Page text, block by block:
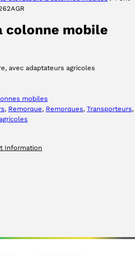
colonne mobile
avec adaptateurs agricoles
mobiles
, Remorque, Remorques, Transporteurs
Information
ACCEPTER